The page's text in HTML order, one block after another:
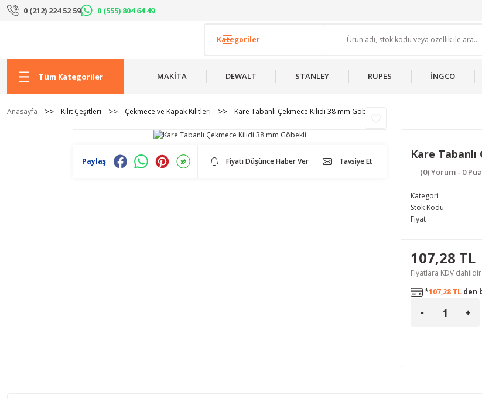
0 (212) 224 52 59 0 (555) 804 64 49
Tüm Kategoriler MAKİTA DEWALT STANLEY RUPES İNGCO
Anasayfa Kilit Çeşitleri Çekmece ve Kapak Kilitleri Kare Tabanlı Çekmece Kilidi 38 mm Göbekli
Paylaş Fiyatı Düşünce Haber Ver Tavsiye Et
Kare
(0) Yorum - 0
Kategori
Stok Kodu
Fiyat
107,28 TL
Fiyatlara KDV dahildir.
*107,28 TL den